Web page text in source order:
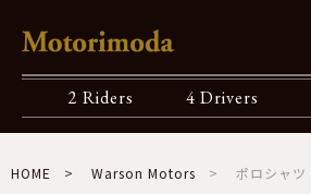
2 Riders 4 Drivers
HOME Warson Motors ポロシャツ